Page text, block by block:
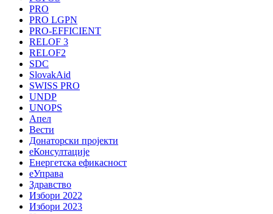
PRO
PRO LGPN
PRO-EFFICIENT
RELOF 3
RELOF2
SDC
SlovakAid
SWISS PRO
UNDP
UNOPS
Апел
Вести
Донаторски пројекти
еКонсултације
Енергетска ефикасност
еУправа
Здравство
Избори 2022
Избори 2023